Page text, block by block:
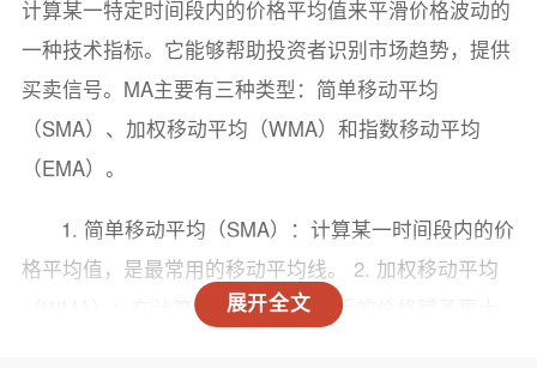
展开全文
计算某一特定时间段内的价格平均值来平滑价格波动的
一种技术指标。它能够帮助投资者识别市场趋势，提供
买卖信号。MA主要有三种类型：简单移动平均
（SMA）、加权移动平均（WMA）和指数移动平均
（EMA）。
1. 简单移动平均（SMA）：计算某一时间段内的价
格平均值，是最常用的移动平均线。 2. 加权移动平均
（WMA）：在计算平均值时，对最近的价格赋予更大